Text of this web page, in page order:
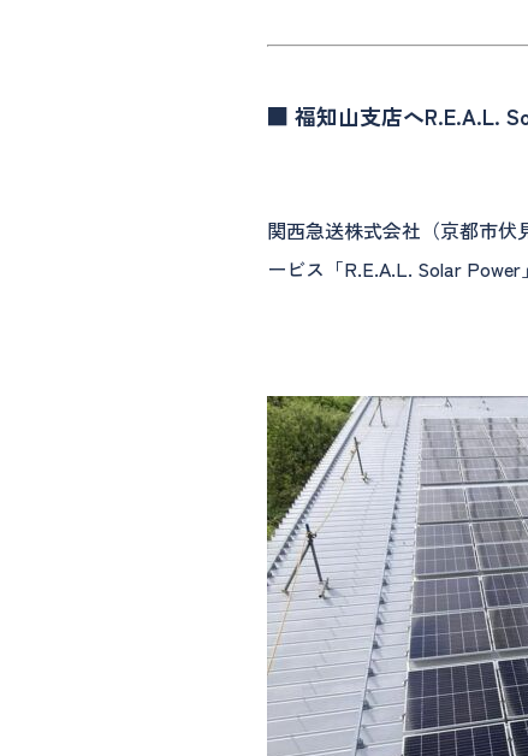
■ 福知山支店へR.E.A.L.
関西急送株式会社（京都市
ービス「R.E.A.L. Solar